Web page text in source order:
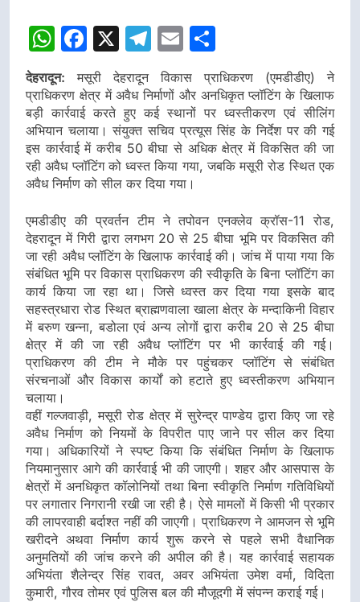
WhatsApp
Facebook
X Telegram
Email
देहरादून: मसूरी देहरादून विकास प्राधिकरण (एमडीडीए) ने
प्राधिकरण क्षेत्र में अवैध निर्माणों और अनधिकृत प्लॉटिंग के खिलाफ
बड़ी कार्रवाई करते हुए कई स्थानों पर ध्वस्तीकरण एवं सीलिंग
अभियान चलाया। संयुक्त सचिव प्रत्यूस सिंह के निर्देश पर की गई
इस कार्रवाई में करीब 50 बीघा से अधिक क्षेत्र में विकसित की जा
रही अवैध प्लॉटिंग को ध्वस्त किया गया, जबकि मसूरी रोड स्थित एक
अवैध निर्माण को सील कर दिया गया।
एमडीडीए की प्रवर्तन टीम ने तपोवन एनक्लेव क्रॉस-11 रोड,
देहरादून में गिरी द्वारा लगभग 20 से 25 बीघा भूमि पर विकसित की
जा रही अवैध प्लॉटिंग के खिलाफ कार्रवाई की। जांच में पाया गया कि
संबंधित भूमि पर विकास प्राधिकरण की स्वीकृति के बिना प्लॉटिंग का
कार्य किया जा रहा था। जिसे ध्वस्त कर दिया गया इसके बाद
सहस्त्रधारा रोड स्थित ब्राह्मणवाला खाला क्षेत्र के मन्दाकिनी विहार
में बरुण खन्ना, बडोला एवं अन्य लोगों द्वारा करीब 20 से 25 बीघा
क्षेत्र में की जा रही अवैध प्लॉटिंग पर भी कार्रवाई की गई।
प्राधिकरण की टीम ने मौके पर पहुंचकर प्लॉटिंग से संबंधित
संरचनाओं और विकास कार्यों को हटाते हुए ध्वस्तीकरण अभियान
चलाया।
वहीं गल्जवाड़ी, मसूरी रोड क्षेत्र में सुरेन्द्र पाण्डेय द्वारा किए जा रहे
अवैध निर्माण को नियमों के विपरीत पाए जाने पर सील कर दिया
गया। अधिकारियों ने स्पष्ट किया कि संबंधित निर्माण के खिलाफ
नियमानुसार आगे की कार्रवाई भी की जाएगी। शहर और आसपास के
क्षेत्रों में अनधिकृत कॉलोनियों तथा बिना स्वीकृति निर्माण गतिविधियों
पर लगातार निगरानी रखी जा रही है। ऐसे मामलों में किसी भी प्रकार
की लापरवाही बर्दाश्त नहीं की जाएगी। प्राधिकरण ने आमजन से भूमि
खरीदने अथवा निर्माण कार्य शुरू करने से पहले सभी वैधानिक
अनुमतियों की जांच करने की अपील की है। यह कार्रवाई सहायक
अभियंता शैलेन्द्र सिंह रावत, अवर अभियंता उमेश वर्मा, विदिता
कुमारी, गौरव तोमर एवं पुलिस बल की मौजूदगी में संपन्न कराई गई।